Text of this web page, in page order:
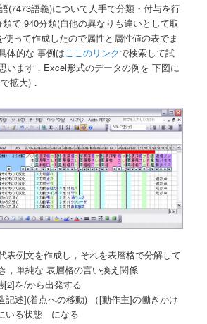
(7473語義)について人手で分類・付与を行
で 940分類(自他の異なりも違いとして取
使って作成したので属性と属性値の表でま
体的な 事例はここのリンクで検索して試
います．Excel形式のデータの例を 下図に
拡大)．
表例文を作成し，それを表層格で分解して
，単純な 表層格の言い換え関係
[2]を/から出発する
記述](着点への移動) （[動作主]の働きかけ
いる状態 になる